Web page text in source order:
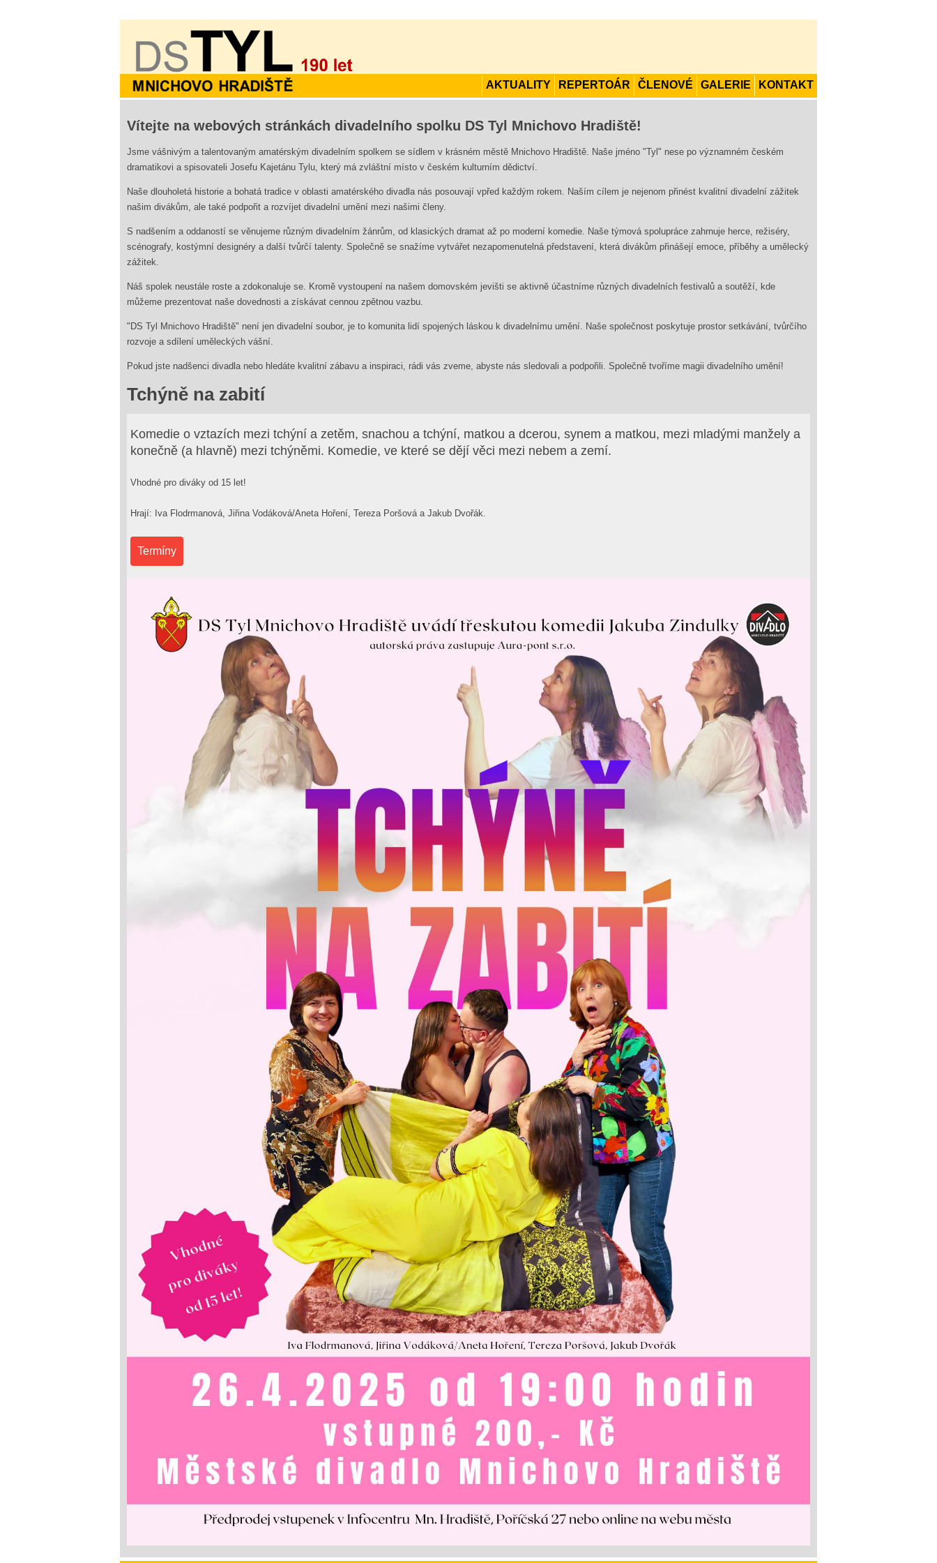
AKTUALITY REPERTOÁR ČLENOVÉ GALERIE KONTAKT
Vítejte na webových stránkách divadelního spolku DS Tyl Mnichovo Hradiště!
Jsme vášnivým a talentovaným amatérským divadelním spolkem se sídlem v krásném městě Mnichovo Hradiště. Naše jméno "Tyl" nese po významném českém
dramatikovi a spisovateli Josefu Kajetánu Tylu, který má zvláštní místo v českém kulturním dědictví.
Naše dlouholetá historie a bohatá tradice v oblasti amatérského divadla nás posouvají vpřed každým rokem. Naším cílem je nejenom přinést kvalitní divadelní zážitek
našim divákům, ale také podpořit a rozvíjet divadelní umění mezi našimi členy.
S nadšením a oddaností se věnujeme různým divadelním žánrům, od klasických dramat až po moderní komedie. Naše týmová spolupráce zahrnuje herce, režiséry,
scénografy, kostýmní designéry a další tvůrčí talenty. Společně se snažíme vytvářet nezapomenutelná představení, která divákům přinášejí emoce, příběhy a umělecký
zážitek.
Náš spolek neustále roste a zdokonaluje se. Kromě vystoupení na našem domovském jevišti se aktivně účastníme různých divadelních festivalů a soutěží, kde
můžeme prezentovat naše dovednosti a získávat cennou zpětnou vazbu.
"DS Tyl Mnichovo Hradiště" není jen divadelní soubor, je to komunita lidí spojených láskou k divadelnímu umění. Naše společnost poskytuje prostor setkávání, tvůrčího
rozvoje a sdílení uměleckých vášní.
Pokud jste nadšenci divadla nebo hledáte kvalitní zábavu a inspiraci, rádi vás zveme, abyste nás sledovali a podpořili. Společně tvoříme magii divadelního umění!
Tchýně na zabití
Komedie o vztazích mezi tchýní a zetěm, snachou a tchýní, matkou a dcerou, synem a matkou, mezi mladými manžely a
konečně (a hlavně) mezi tchýněmi. Komedie, ve které se dějí věci mezi nebem a zemí.
Vhodné pro diváky od 15 let!
Hrají: Iva Flodrmanová, Jiřina Vodáková/Aneta Hoření, Tereza Poršová a Jakub Dvořák.
Termíny